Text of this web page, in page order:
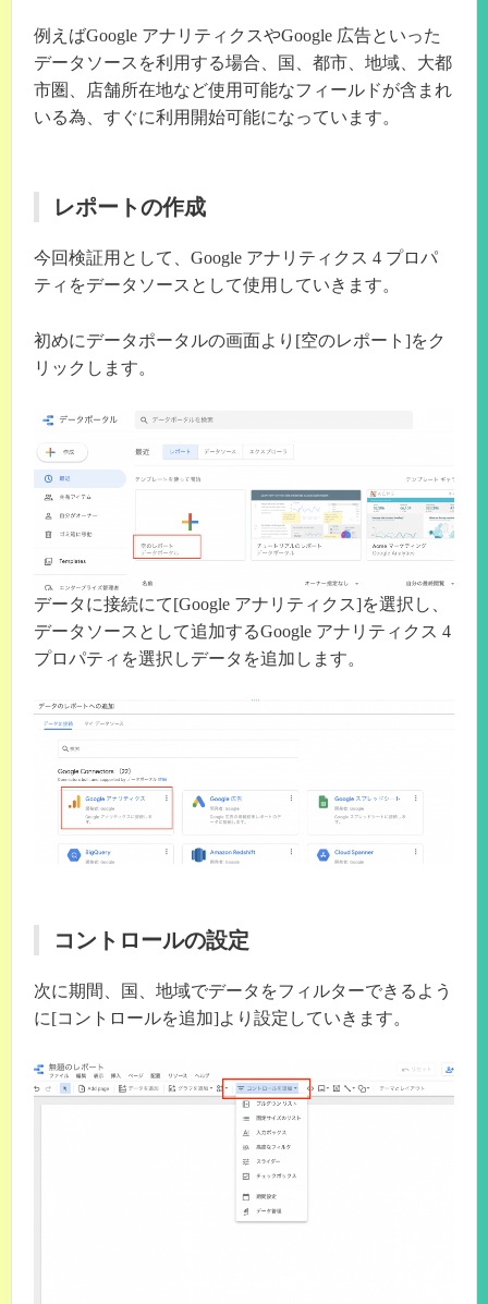
例えばGoogle アナリティクスやGoogle 広告といった
データソースを利用する場合、国、都市、地域、大都
市圏、店舗所在地など使用可能なフィールドが含まれ
いる為、すぐに利用開始可能になっています。
レポートの作成
今回検証用として、Google アナリティクス 4 プロパ
ティをデータソースとして使用していきます。
初めにデータポータルの画面より[空のレポート]をク
リックします。
データに接続にて[Google アナリティクス]を選択し、
データソースとして追加するGoogle アナリティクス 4
プロパティを選択しデータを追加します。
コントロールの設定
次に期間、国、地域でデータをフィルターできるよう
に[コントロールを追加]より設定していきます。